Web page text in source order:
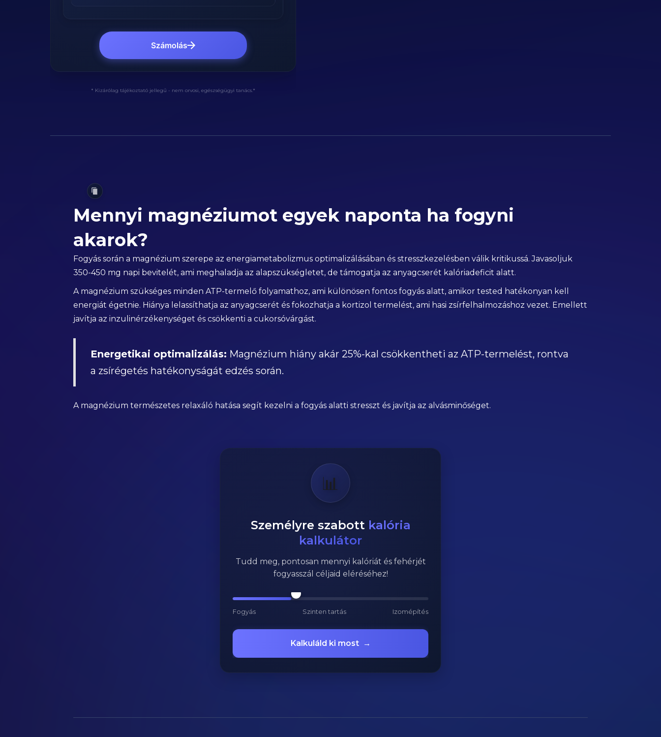
Számolás
* Kizárólag tájékoztató jellegű - nem orvosi, egészségügyi tanács.*
Mennyi magnéziumot egyek naponta ha fogyni
akarok?
Fogyás során a magnézium szerepe az energiametabolizmus optimalizálásában és stresszkezelésben válik kritikussá. Javasoljuk
350-450 mg napi bevitelét, ami meghaladja az alapszükségletet, de támogatja az anyagcserét kalóriadeficit alatt.
A magnézium szükséges minden ATP-termelő folyamathoz, ami különösen fontos fogyás alatt, amikor tested hatékonyan kell
energiát égetnie. Hiánya lelassíthatja az anyagcserét és fokozhatja a kortizol termelést, ami hasi zsírfelhalmozáshoz vezet. Emellett
javítja az inzulinérzékenységet és csökkenti a cukorsóvárgást.
Energetikai optimalizálás: Magnézium hiány akár 25%-kal csökkentheti az ATP-termelést, rontva
a zsírégetés hatékonyságát edzés során.
A magnézium természetes relaxáló hatása segít kezelni a fogyás alatti stresszt és javítja az alvásminőséget.
📊
Személyre szabott kalória
kalkulátor
Tudd meg, pontosan mennyi kalóriát és fehérjét
fogyasszál céljaid eléréséhez!
Fogyás Szinten tartás Izomépítés
Kalkuláld ki most →